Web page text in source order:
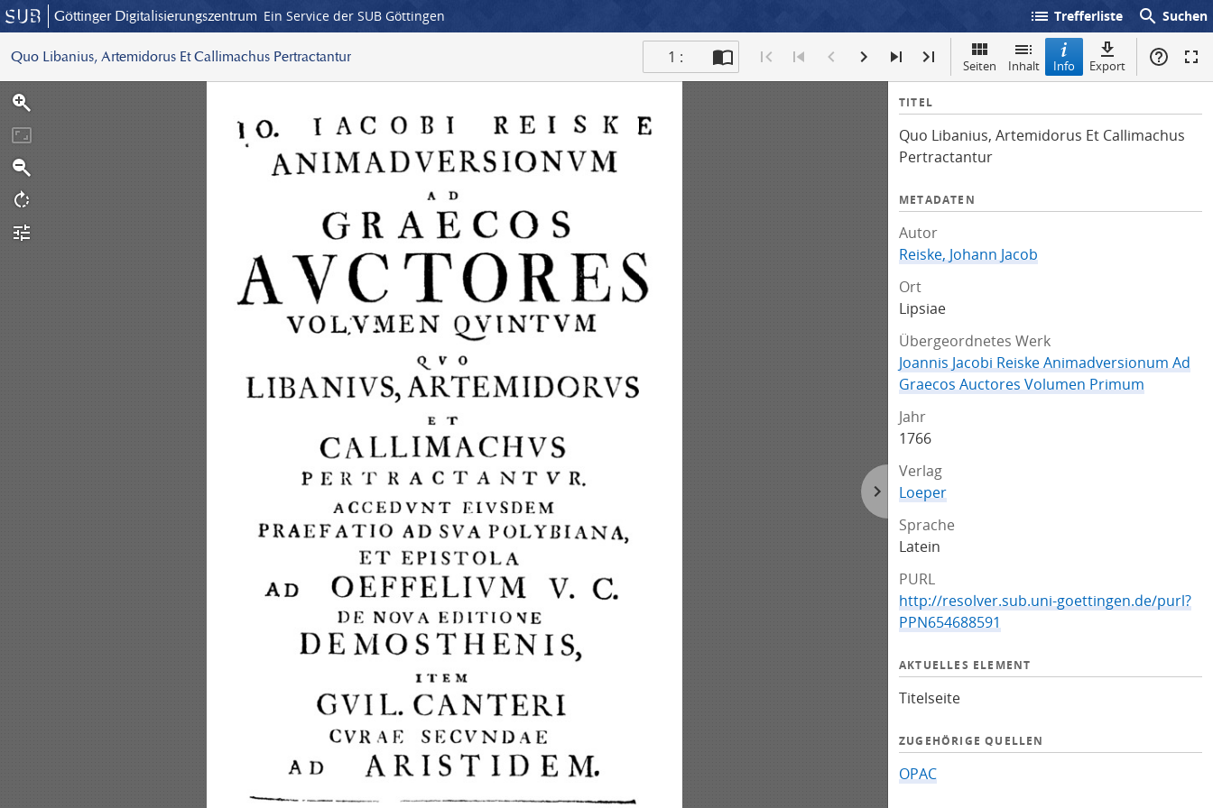
Göttinger Digitalisierungszentrum Ein Service der SUB Göttingen list Trefferliste search Suchen
Quo Libanius, Artemidorus Et Callimachus Pertractantur 1 : Seiten Inhalt Info Export
I
f
o
TITEL
Quo Libanius, Artemidorus Et Callimachus
Pertractantur
METADATEN
Autor
Reiske, Johann Jacob
Ort
Lipsiae
Übergeordnetes Werk
Joannis Jacobi Reiske Animadversionum Ad
Graecos Auctores Volumen Primum
Jahr
1766
Verlag
Loeper
Sprache
Latein
PURL
http://resolver.sub.uni-goettingen.de/purl?
PPN654688591
AKTUELLES ELEMENT
Titelseite
ZUGEHÖRIGE QUELLEN
OPAC